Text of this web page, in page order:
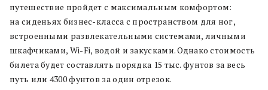
путешествие пройдет с максимальным комфортом:
на сиденьях бизнес-класса с пространством для ног,
встроенными развлекательными системами, личными
шкафчиками, Wi-Fi, водой и закусками. Однако стоимость
билета будет составлять порядка 15 тыс. фунтов за весь
путь или 4300 фунтов за один отрезок.